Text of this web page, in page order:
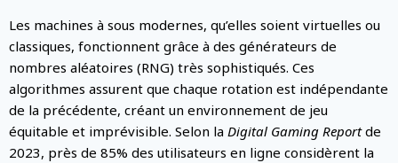
Les machines à sous modernes, qu’elles soient virtuelles ou
classiques, fonctionnent grâce à des générateurs de
nombres aléatoires (RNG) très sophistiqués. Ces
algorithmes assurent que chaque rotation est indépendante
de la précédente, créant un environnement de jeu
équitable et imprévisible. Selon la Digital Gaming Reportde
2023, près de 85% des utilisateurs en ligne considèrent la